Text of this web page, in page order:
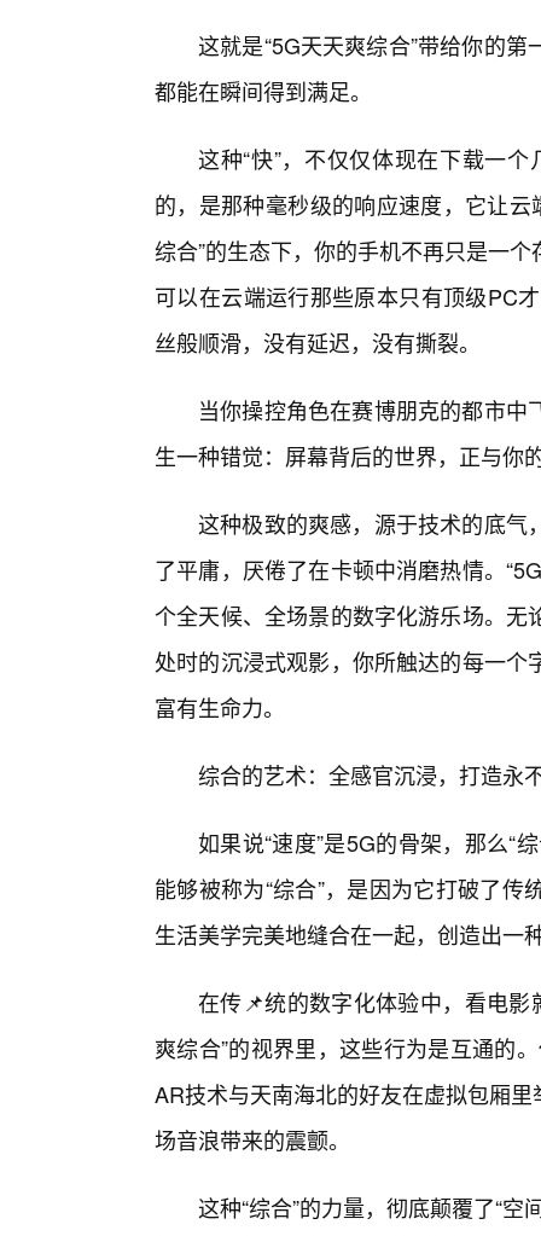
这就是“5G天天爽综合”带给你的
都能在瞬间得到满足。
这种“快”，不仅仅体现在下载一
的，是那种毫秒级的响应速度，它让
综合”的生态下，你的手机不再只是一
可以在云端运行那些原本只有顶级PC
丝般顺滑，没有延迟，没有撕裂。
当你操控角色在赛博朋克的都市
生一种错觉：屏幕背后的世界，正与你
这种极致的爽感，源于技术的底气
了平庸，厌倦了在卡顿中消磨热情。
个全天候、全场景的数字化游乐场。
处时的沉浸式观影，你所触达的每一
富有生命力。
综合的艺术：全感官沉浸，打造永
如果说“速度”是5G的骨架，那么“
能够被称为“综合”，是因为它打破了
生活美学完美地缝合在一起，创造出一
在传📌统的数字化体验中，看电
爽综合”的视界里，这些行为是互通的
AR技术与天南海北的好友在虚拟包厢
场音浪带来的震颤。
这种“综合”的力量，彻底颠覆了“